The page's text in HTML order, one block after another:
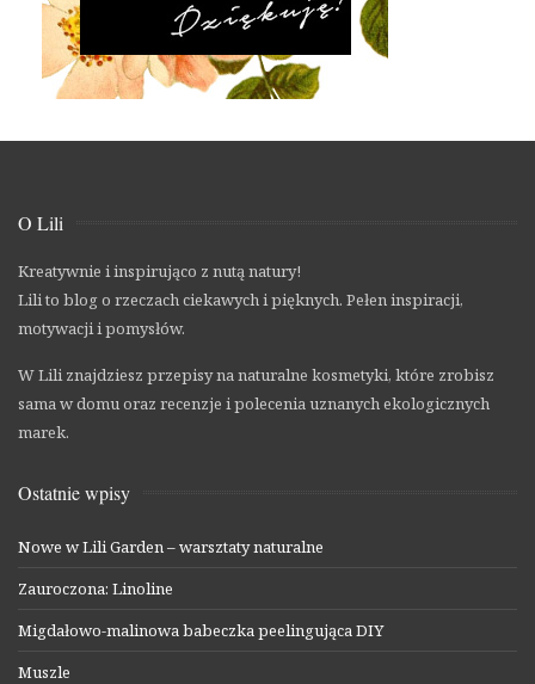
O Lili
Kreatywnie i inspirująco z nutą natury!
Lili to blog o rzeczach ciekawych i pięknych. Pełen inspiracji,
motywacji i pomysłów.
W Lili znajdziesz przepisy na naturalne kosmetyki, które zrobisz
sama w domu oraz recenzje i polecenia uznanych ekologicznych
marek.
Ostatnie wpisy
Nowe w Lili Garden – warsztaty naturalne
Zauroczona: Linoline
Migdałowo-malinowa babeczka peelingująca DIY
Muszle